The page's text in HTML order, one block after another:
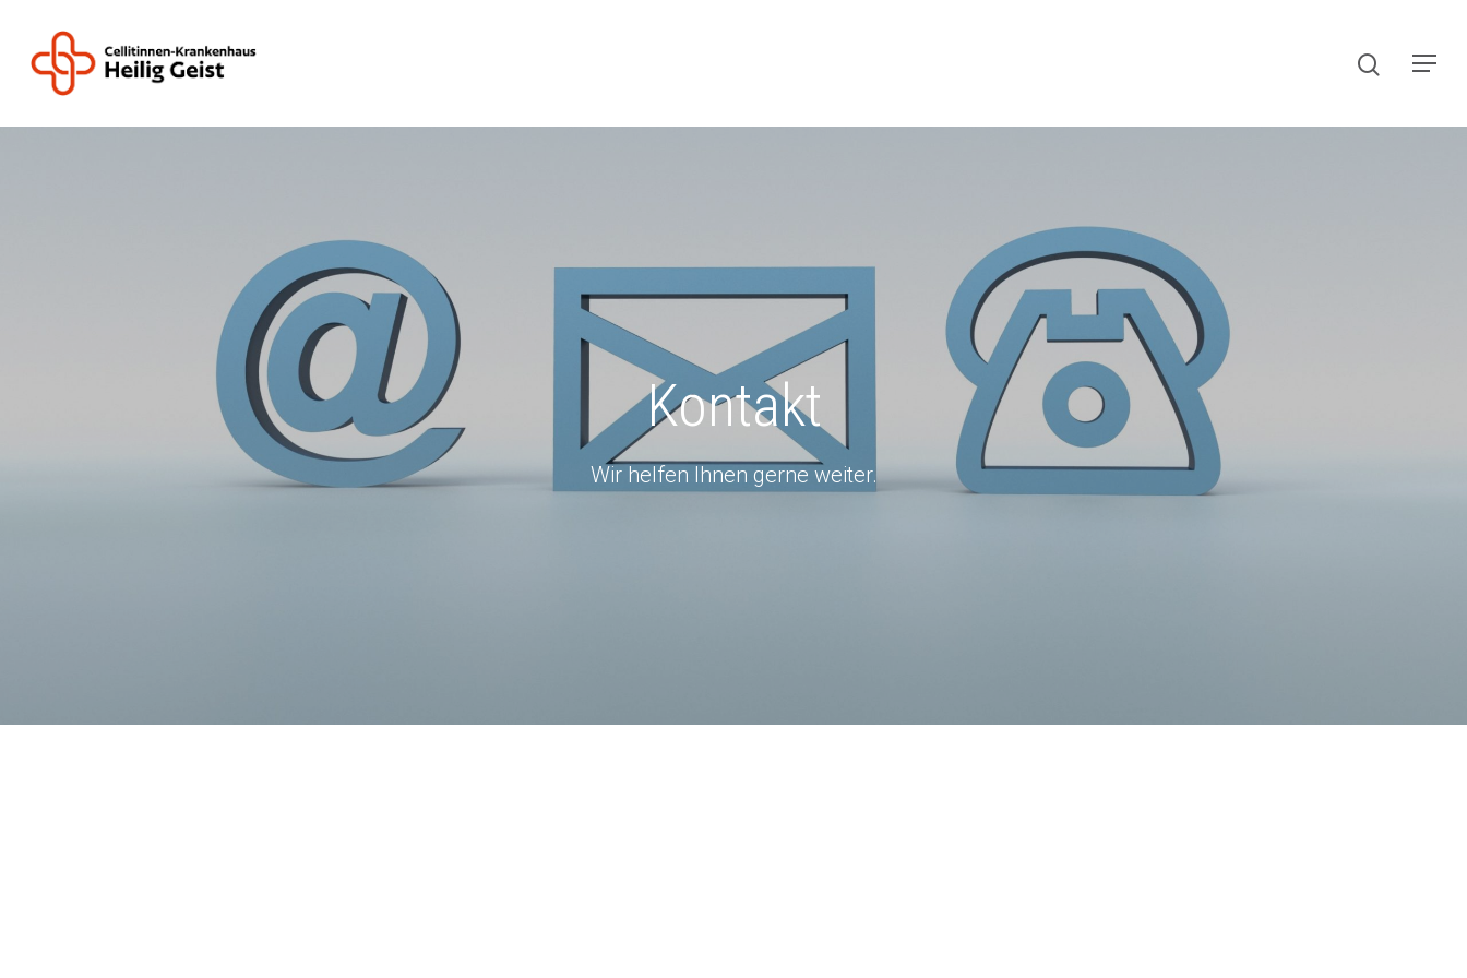
Drücken Sie ENTER zum Suchen oder ESC zum Schließen. Kontakt
Wir helfen Ihnen gerne weiter.